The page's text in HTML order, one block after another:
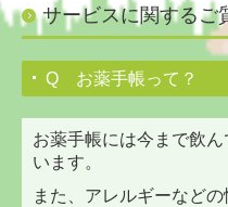
サービスに関するご
Q お薬手帳って？
お薬手帳には今まで飲
います。
また、アレルギーなど